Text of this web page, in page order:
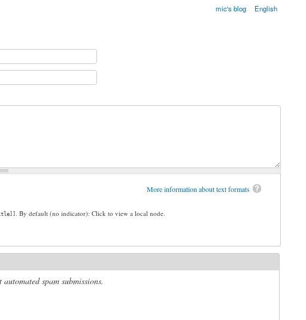
mic's blog English
More information about text formats
. By default (no indicator): Click to view a local node.
spam submissions.